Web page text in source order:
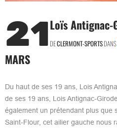
21
MARS
Loïs
DECLERMONT-SPORTSDANS
Du haut de ses 19 ans, Lois
de ses 19 ans, Lois Antignac-
également un prétendant plus que
Saint-Flour, cet ailier gauche nous